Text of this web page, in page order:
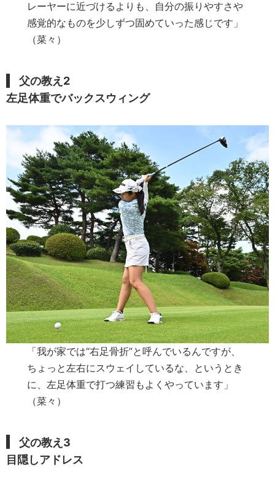
レーヤーに近づけるよりも、自分の振りやすさや
感覚的なものを少しずつ固めていった感じです」
（菜々）
父の教え 2
左足体重でバックスウィング
「我が家では“右足骨折”と呼んでいるんですが、
ちょっと左右にスウェイしているな、というとき
に、左足体重で打つ練習もよくやっています」
（菜々）
父の教え 3
目隠しアドレス